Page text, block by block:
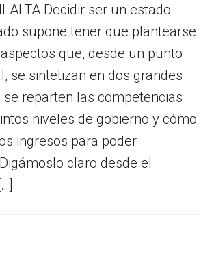
Decidir ser un estado
supone tener que plantearse
que, desde un punto
se sintetizan en dos grandes
reparten las competencias
niveles de gobierno y cómo
ingresos para poder
claro desde el